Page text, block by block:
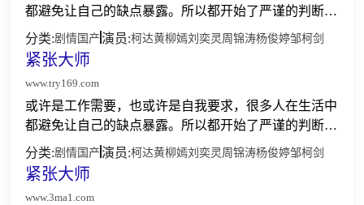
都避免让自己的缺点暴露。所以都开始了严谨的判断，
所言所行都会在脑海中反复的推演，直至有了完美的应
对方案。紧张大师所要讲述的就是面对这些让人不知所
措的情况...
分类:剧情 国产 演员:柯达黄柳嫣刘奕灵 周锦涛杨俊婷邹柯剑
紧张大师
www.try169.com
或许是工作需要，也或许是自我要求，很多人在生活中
都避免让自己的缺点暴露。所以都开始了严谨的判断，
所言所行都会在脑海中反复的推演，直至有了完美的应
对方案。紧张大师所要讲述的就是面对这些让人不知所
措的情况...
分类:剧情 国产 演员:柯达黄柳嫣刘奕灵 周锦涛杨俊婷邹柯剑
紧张大师
www.3ma1.com